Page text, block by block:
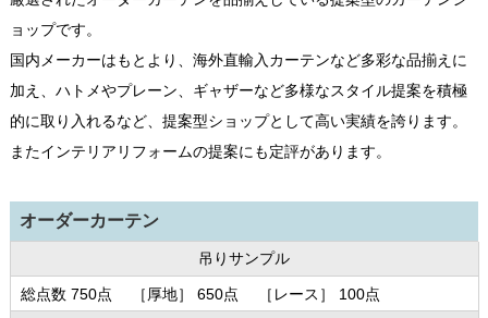
ョップです。
国内メーカーはもとより、海外直輸入カーテンなど多彩な品揃えに
加え、ハトメやプレーン、ギャザーなど多様なスタイル提案を積極
的に取り入れるなど、提案型ショップとして高い実績を誇ります。
またインテリアリフォームの提案にも定評があります。
オーダーカーテン
吊りサンプル
総点数 750点 ［厚地］ 650点 ［レース］ 100点